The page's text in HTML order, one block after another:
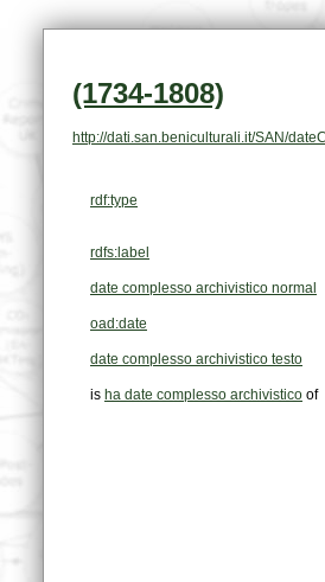
(1734-1808)
http://dati.san.beniculturali.it/SAN/
rdf:type
rdfs:label
date complesso archivistico normal
oad:date
date complesso archivistico testo
is ha date complesso archivistico of